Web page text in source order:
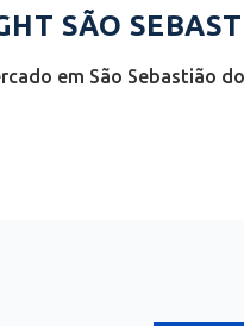
SÃO
em São Sebastião